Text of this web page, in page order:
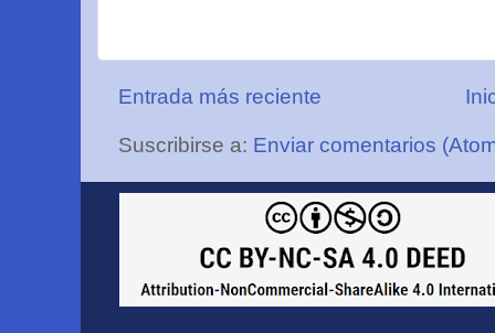
Entrada más reciente
Suscribirse a: Enviar comentarios